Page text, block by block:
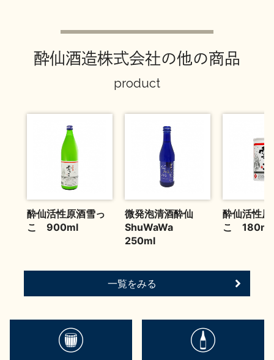
酔仙酒造株式会社の他の商品
product
酔仙活性原酒雪っ
こ 900ml
微発泡清酒酔仙
ShuWaWa
250ml
酔仙活性
こ 180ml
一覧をみる